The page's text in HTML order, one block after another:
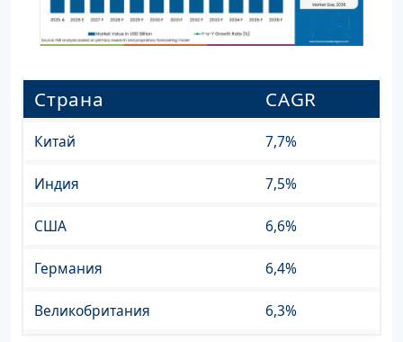
Страна CAGR
Китай 7,7%
Индия 7,5%
США 6,6%
Германия 6,4%
Великобритания 6,3%